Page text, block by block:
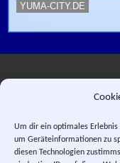
Um dir ein optimales Erlebnis
um Geräteinformationen zu
diesen Technologien
YUMA-CITY.DE